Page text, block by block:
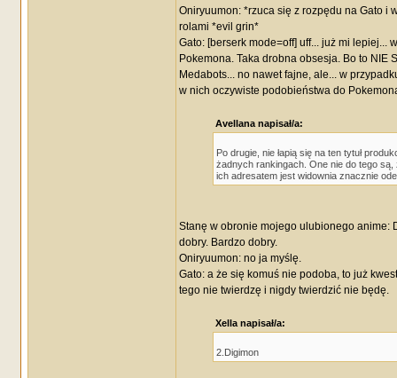
Oniryuumon: *rzuca się z rozpędu na Gato i
rolami *evil grin*
Gato: [berserk mode=off] uff... już mi lepiej...
Pokemona. Taka drobna obsesja. Bo to NIE
Medabots... no nawet fajne, ale... w
w nich oczywiste podobieństwa do
Avellana napisał/a:
Po drugie, nie łapią się na ten tytuł
żadnych rankingach. One nie do tego
ich adresatem jest widownia znacznie
Stanę w obronie mojego ulubionego anime:
dobry. Bardzo dobry.
Oniryuumon: no ja myślę.
Gato: a że się komuś nie podoba, to już
tego nie twierdzę i nigdy twierdzić nie będę.
Xella napisał/a:
2.Digimon